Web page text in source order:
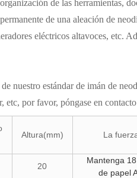
de las herramientas,
de una aleación de
eléctricos altavoces, etc.
nuestro estándar de imán de
etc, por favor, póngase en
Altura(mm) La
20
Mantenga
de papel